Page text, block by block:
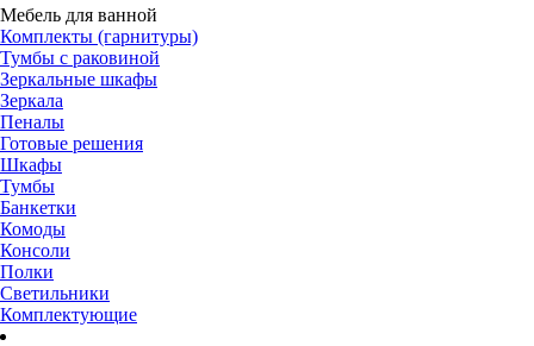
Мебель для ванной
Комплекты (гарнитуры)
Тумбы с раковиной
Зеркальные шкафы
Зеркала
Пеналы
Готовые решения
Шкафы
Тумбы
Банкетки
Комоды
Консоли
Полки
Светильники
Комплектующие